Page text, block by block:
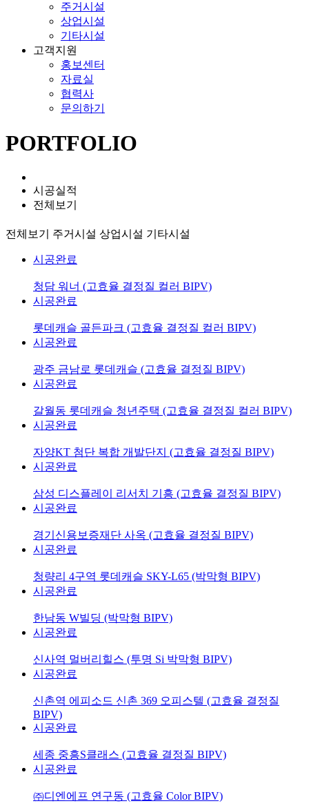
주거시설
상업시설
기타시설
고객지원
홍보센터
자료실
협력사
문의하기
PORTFOLIO
시공실적
전체보기
전체보기 주거시설 상업시설 기타시설
시공완료
청담 워너 (고효율 결정질 컬러 BIPV)
시공완료
롯데캐슬 골든파크 (고효율 결정질 컬러 BIPV)
시공완료
광주 금남로 롯데캐슬 (고효율 결정질 BIPV)
시공완료
갈월동 롯데캐슬 청년주택 (고효율 결정질 컬러 BIPV)
시공완료
자양KT 첨단 복합 개발단지 (고효율 결정질 BIPV)
시공완료
삼성 디스플레이 리서치 기흥 (고효율 결정질 BIPV)
시공완료
경기신용보증재단 사옥 (고효율 결정질 BIPV)
시공완료
청량리 4구역 롯데캐슬 SKY-L65 (박막형 BIPV)
시공완료
한남동 W빌딩 (박막형 BIPV)
시공완료
신사역 멀버리힐스 (투명 Si 박막형 BIPV)
시공완료
신촌역 에피소드 신촌 369 오피스텔 (고효율 결정질
BIPV)
시공완료
세종 중흥S클래스 (고효율 결정질 BIPV)
시공완료
㈜디엔에프 연구동 (고효율 Color BIPV)